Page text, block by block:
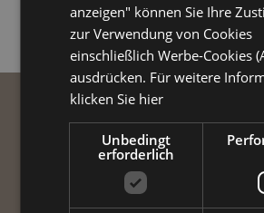
Lesen Sie alle
HOTEL MAESTRALE TI ASPETTA
RESTA IN
CON NOI
anzeigen" können Sie Ihre
zur Verwendung von Cookies
einschließlich Werbe-Cookies
ausdrücken. Für weitere
klicken Sie hier
Unbedingt
erforderlich